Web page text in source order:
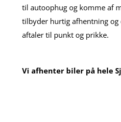
til autoophug og komme af
tilbyder hurtig afhentning
aftaler til punkt og prikke.
Vi afhenter biler på hele